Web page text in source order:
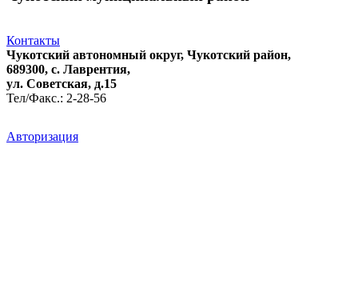
Контакты
Чукотский автономный округ, Чукотский район,
689300, с. Лаврентия,
ул. Советская, д.15
Тел/Факс.: 2-28-56
Авторизация